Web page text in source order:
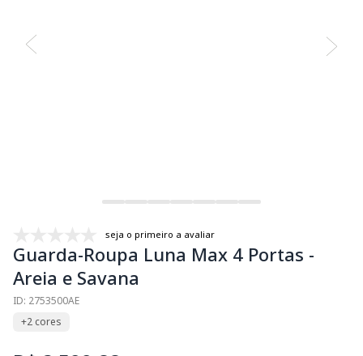
seja o primeiro a avaliar
Guarda-Roupa Luna Max 4 Portas -
Areia e Savana
ID: 2753500AE
+2 cores